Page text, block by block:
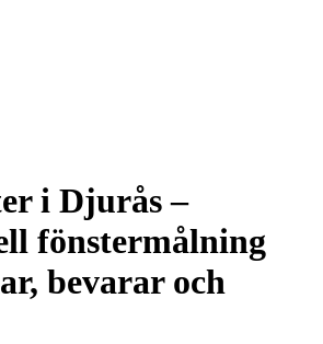
i Djurås –
fönstermålning
bevarar och